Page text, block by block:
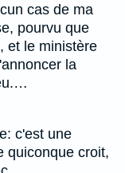
cas de ma
pourvu que
et le ministère
la
c'est une
quiconque croit,